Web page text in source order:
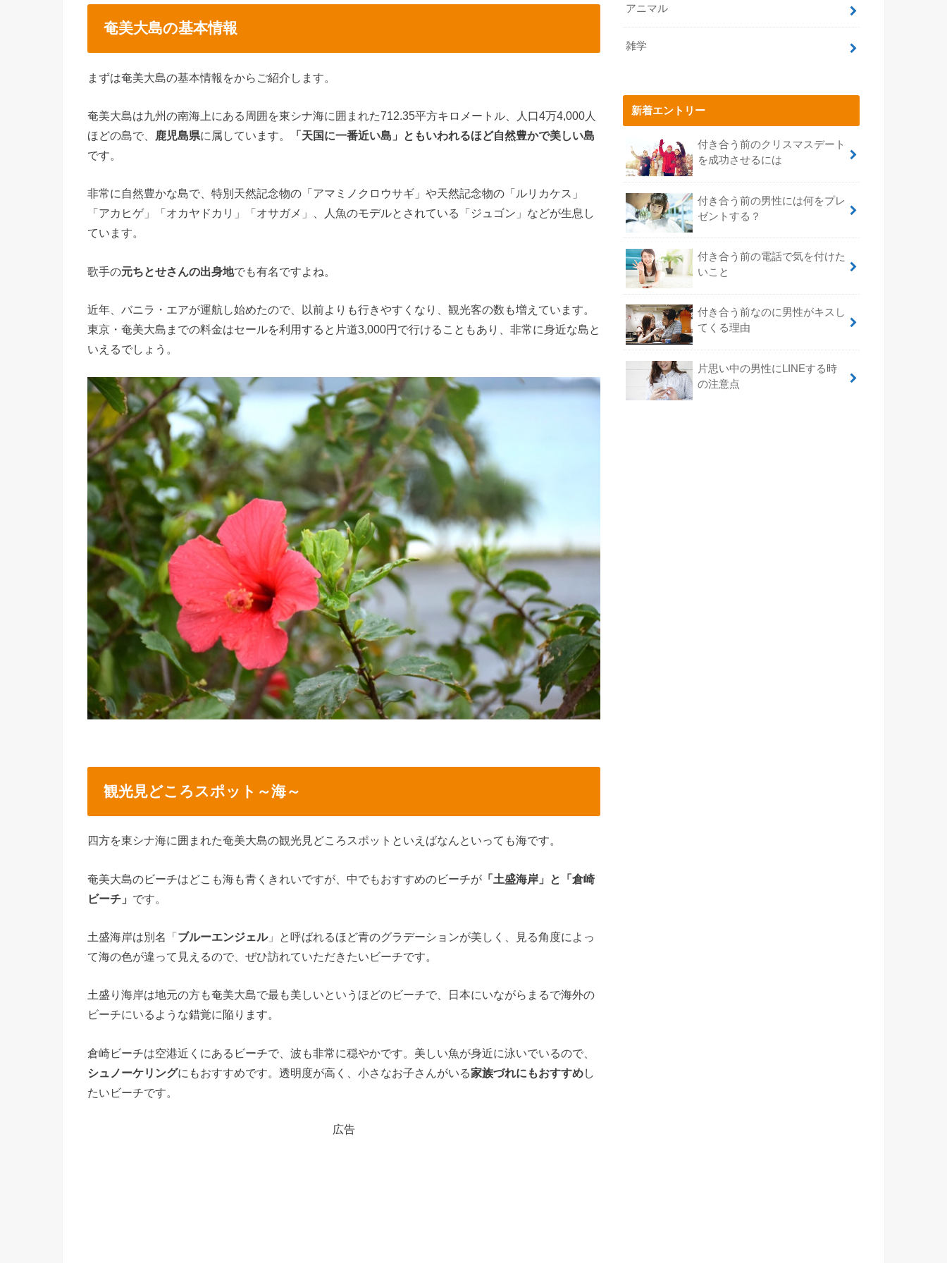
奄美大島の基本情報
まずは奄美大島の基本情報をからご紹介します。
奄美大島は九州の南海上にある周囲を東シナ海に囲まれた712.35平方キロメートル、人口4万4,000人
ほどの島で、
鹿児島県に属しています。
「天国に一番近い島」ともいわれるほど自然豊かで美しい島
です。
非常に自然豊かな島で、特別天然記念物の「アマミノクロウサギ」や天然記念物の「ルリカケス」
「アカヒゲ」「オカヤドカリ」「オサガメ」、人魚のモデルとされている「ジュゴン」などが生息し
ています。
歌手の元ちとせさんの出身地でも有名ですよね。
近年、バニラ・エアが運航し始めたので、以前よりも行きやすくなり、観光客の数も増えています。
東京・奄美大島までの料金はセールを利用すると片道3,000円で行けることもあり、非常に身近な島と
いえるでしょう。
観光見どころスポット～海～
四方を東シナ海に囲まれた奄美大島の観光見どころスポットといえばなんといっても海です。
奄美大島のビーチはどこも海も青くきれいですが、中でもおすすめのビーチが 「土盛海岸」と「倉崎
ビーチ」 です。
土盛海岸は別名「ブルーエンジェル」と呼ばれるほど青のグラデーションが美しく、見る角度によっ
て海の色が違って見えるので、ぜひ訪れていただきたいビーチです。
土盛り海岸は地元の方も奄美大島で最も美しいというほどのビーチで、日本にいながらまるで海外の
ビーチにいるような錯覚に陥ります。
倉崎ビーチは空港近くにあるビーチで、波も非常に穏やかです。美しい魚が身近に泳いでいるので、
シュノーケリングにもおすすめです。透明度が高く、小さなお子さんがいる家族づれにもおすすめし
たいビーチです。
広告
アニマル
雑学
新着エントリー
付き合う前のクリスマスデート
を成功させるには
付き合う前の男性には何をプレ
ゼントする？
付き合う前の電話で気を付けた
いこと
付き合う前なのに男性がキスし
てくる理由
片思い中の男性にLINEする時
の注意点